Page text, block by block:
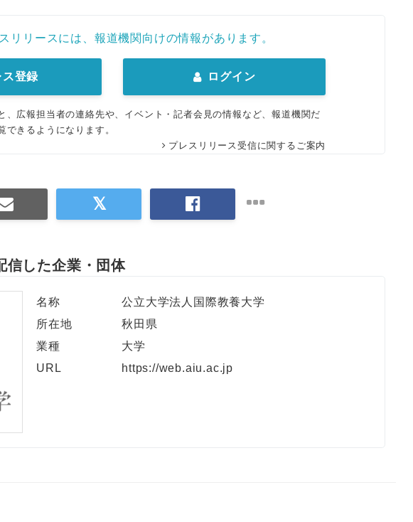
リリースには、報道機関向けの情報があります。
ス登録 ログイン
、広報担当者の連絡先や、イベント・記者会見の情報など、報道機関だ
できるようになります。
プレスリリース受信に関するご案内
信した企業・団体
名称
公立大学法人国際教養大学
所在地
秋田県
業種
大学
URL
https://web.aiu.ac.jp